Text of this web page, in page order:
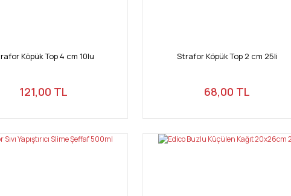
Köpük Top 4 cm 10lu
121,00 TL
Strafor Köpük Top 2 cm 25li
68,00 TL